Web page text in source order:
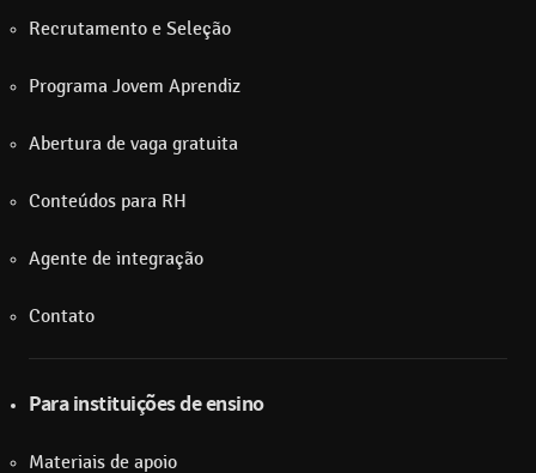
Recrutamento e Seleção
Programa Jovem Aprendiz
Abertura de vaga gratuita
Conteúdos para RH
Agente de integração
Contato
Para instituições de ensino
Materiais de apoio